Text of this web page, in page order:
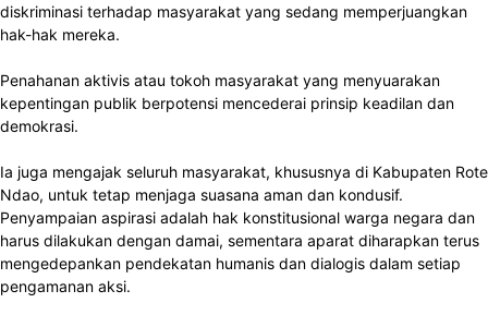
diskriminasi terhadap masyarakat yang sedang memperjuangkan
hak-hak mereka.
Penahanan aktivis atau tokoh masyarakat yang menyuarakan
kepentingan publik berpotensi mencederai prinsip keadilan dan
demokrasi.
Ia juga mengajak seluruh masyarakat, khususnya di Kabupaten Rote
Ndao, untuk tetap menjaga suasana aman dan kondusif.
Penyampaian aspirasi adalah hak konstitusional warga negara dan
harus dilakukan dengan damai, sementara aparat diharapkan terus
mengedepankan pendekatan humanis dan dialogis dalam setiap
pengamanan aksi.